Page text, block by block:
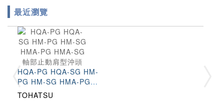
最近瀏覽
HQA-PG HQA-SG HM-
PG HM-SG HMA-PG
HMA-SG 軸部止動肩型
TOHATSU